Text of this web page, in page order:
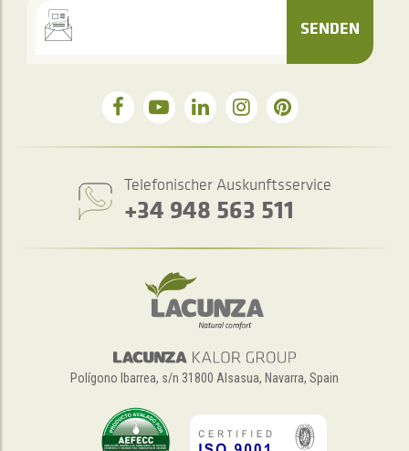
SENDEN
Telefonischer Auskunftsservice
+34 948 563 511
Polígono Ibarrea, s/n 31800 Alsasua, Navarra, Spain